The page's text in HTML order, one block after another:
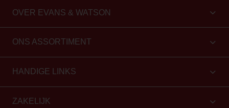
OVER EVANS & WATSON
ONS ASSORTIMENT
HANDIGE LINKS
ZAKELIJK